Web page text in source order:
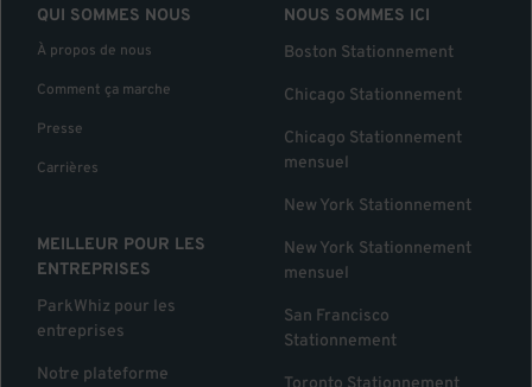
QUI SOMMES NOUS
À propos de nous
Comment ça marche
Presse
Carrières
MEILLEUR POUR LES
ENTREPRISES
ParkWhiz pour les
entreprises
Notre plateforme
NOUS SOMMES ICI
Boston Stationnement
Chicago Stationnement
Chicago Stationnement
mensuel
New York Stationnement
New York Stationnement
mensuel
San Francisco
Stationnement